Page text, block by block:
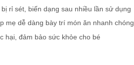
rỉ sét, biến dạng sau nhiều lần sử dụng
mẹ dễ dàng bày trí món ăn nhanh chóng
hại, đảm bảo sức khỏe cho bé